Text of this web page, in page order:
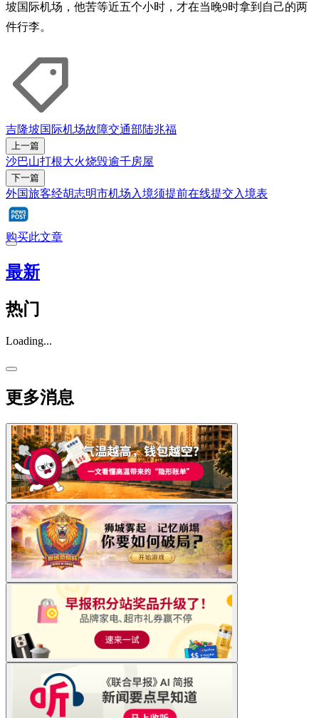
坡国际机场，他苦等近五个小时，才在当晚9时拿到自己的两
件行李。
吉隆坡国际机场故障交通部陆兆福
上一篇
沙巴山打根大火烧毁逾千房屋
下一篇
外国旅客经胡志明市机场入境须提前在线提交入境表
购买此文章
最新
热门
Loading...
更多消息